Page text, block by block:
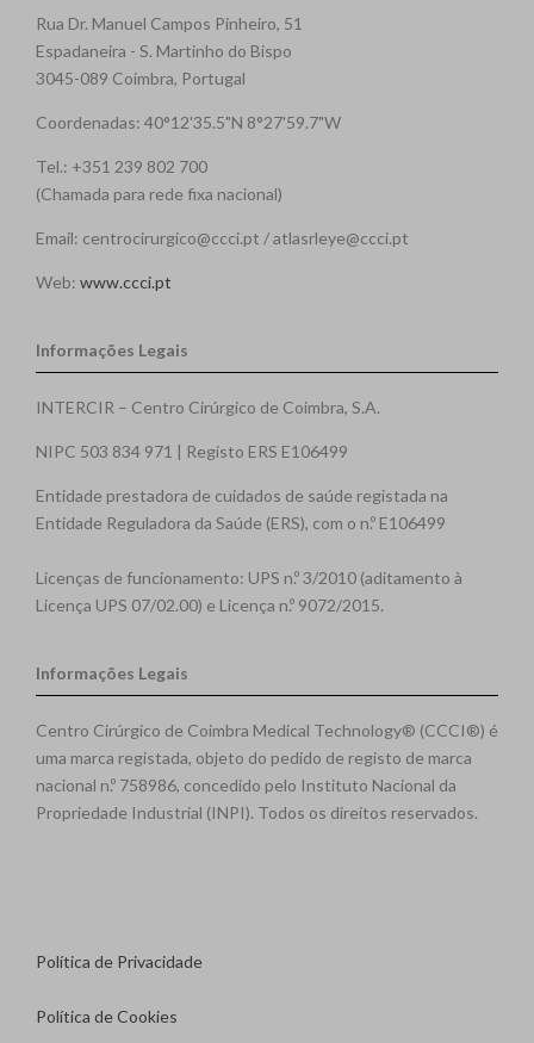
Rua Dr. Manuel Campos Pinheiro, 51
Espadaneira - S. Martinho do Bispo
3045-089 Coimbra, Portugal
Coordenadas: 40°12'35.5"N 8°27'59.7"W
Tel.: +351 239 802 700
(Chamada para rede fixa nacional)
Email: centrocirurgico@ccci.pt / atlasrleye@ccci.pt
Web: www.ccci.pt
Informações Legais
INTERCIR – Centro Cirúrgico de Coimbra, S.A.
NIPC 503 834 971 | Registo ERS E106499
Entidade prestadora de cuidados de saúde registada na
Entidade Reguladora da Saúde (ERS), com o n.º E106499
Licenças de funcionamento: UPS n.º 3/2010 (aditamento à
Licença UPS 07/02.00) e Licença n.º 9072/2015.
Informações Legais
Centro Cirúrgico de Coimbra Medical Technology® (CCCI®) é
uma marca registada, objeto do pedido de registo de marca
nacional n.º 758986, concedido pelo Instituto Nacional da
Propriedade Industrial (INPI). Todos os direitos reservados.
Política de Privacidade
Política de Cookies